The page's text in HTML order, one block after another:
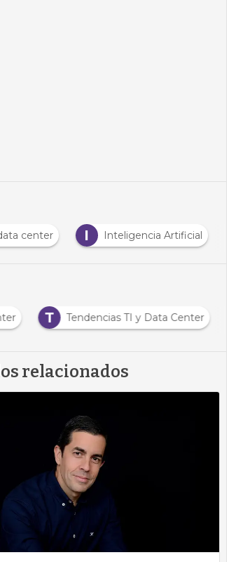
center I Inteligencia Artificial
T Tendencias TI y Data Center
relacionados